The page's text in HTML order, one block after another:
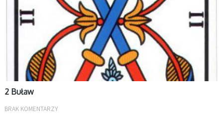
2 Buław
BRAK KOMENTARZY